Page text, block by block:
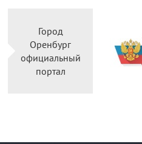
Город
Оренбург
официальный
портал